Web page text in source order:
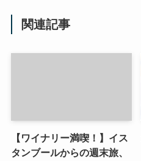
関連記事
【ワイナリー満喫！】イス
タンブールからの週末旅、